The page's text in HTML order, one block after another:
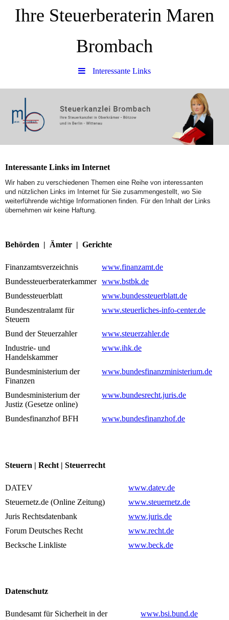
Ihre Steuerberaterin Maren
Brombach
Interessante Links
Interessante Links im Internet
Wir haben zu verschiedenen Themen eine Reihe von interessanten
und nützlichen Links im Internet für Sie zusammengestellt, wo Sie
weiterführende wichtige Informationen finden. Für den Inhalt der Links
übernehmen wir keine Haftung.
Behörden | Ämter | Gerichte
Finanzamtsverzeichnis
www.finanzamt.de
Bundessteuerberaterkammer www.bstbk.de
Bundessteuerblatt
www.bundessteuerblatt.de
Bundeszentralamt für
Steuern
www.steuerliches-info-center.de
Bund der Steuerzahler
www.steuerzahler.de
Industrie- und
Handelskammer
www.ihk.de
Bundesministerium der
Finanzen
www.bundesfinanzministerium.de
Bundesministerium der
Justiz (Gesetze online)
www.bundesrecht.juris.de
Bundesfinanzhof BFH www.bundesfinanzhof.de
Steuern | Recht | Steuerrecht
DATEV
www.datev.de
Steuernetz.de (Online Zeitung)
www.steuernetz.de
Juris Rechtsdatenbank
www.juris.de
Forum Deutsches Recht
www.recht.de
Becksche Linkliste
www.beck.de
Datenschutz
Bundesamt für Sicherheit in der
www.bsi.bund.de